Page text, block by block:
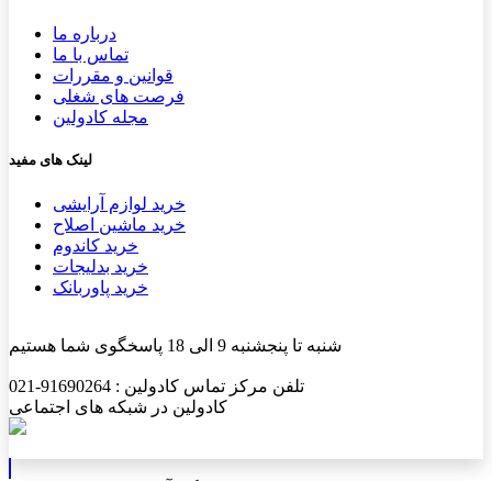
درباره ما
تماس با ما
قوانین و مقررات
فرصت های شغلی
مجله کادولین
لینک های مفید
خرید لوازم آرایشی
خرید ماشین اصلاح
خرید کاندوم
خرید بدلیجات
خرید پاوربانک
شنبه تا پنجشنبه 9 الی 18 پاسخگوی شما هستیم
تلفن مرکز تماس کادولین : 91690264-021
کادولین در شبکه های اجتماعی